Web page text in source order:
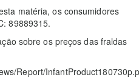
matéria, os consumidores
89889315.
sobre os preços das fraldas
Report/